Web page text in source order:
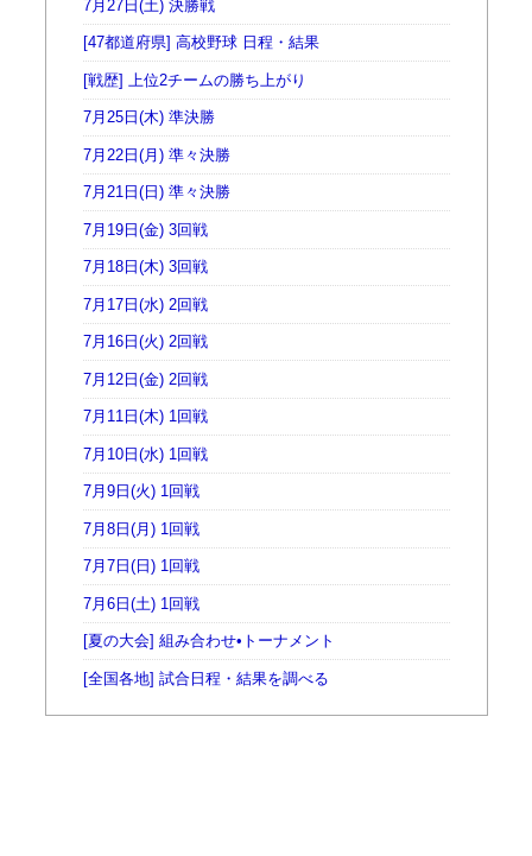
7月27日(土) 決勝戦
[47都道府県] 高校野球 日程・結果
[戦歴] 上位2チームの勝ち上がり
7月25日(木) 準決勝
7月22日(月) 準々決勝
7月21日(日) 準々決勝
7月19日(金) 3回戦
7月18日(木) 3回戦
7月17日(水) 2回戦
7月16日(火) 2回戦
7月12日(金) 2回戦
7月11日(木) 1回戦
7月10日(水) 1回戦
7月9日(火) 1回戦
7月8日(月) 1回戦
7月7日(日) 1回戦
7月6日(土) 1回戦
[夏の大会] 組み合わせ•トーナメント
[全国各地] 試合日程・結果を調べる